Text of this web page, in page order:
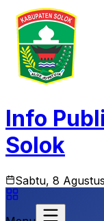
Info
Solok
Sabtu, 8